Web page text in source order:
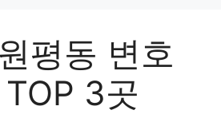
평동 변호
3곳